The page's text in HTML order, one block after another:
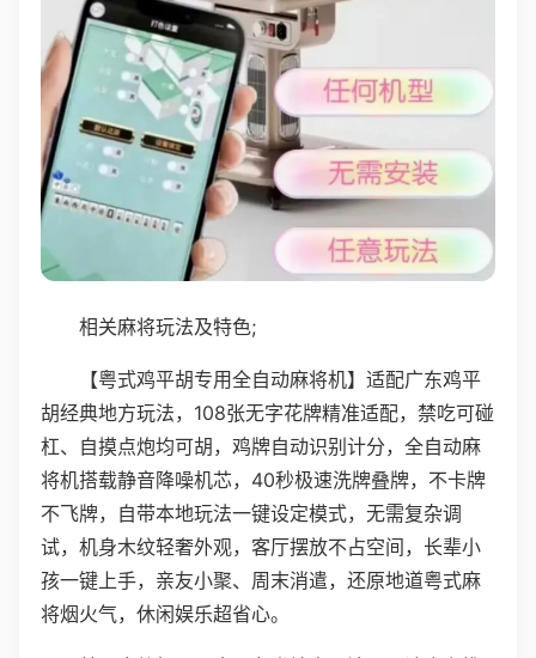
相关麻将玩法及特色;
【粤式鸡平胡专用全自动麻将机】适配广东鸡平
胡经典地方玩法，108张无字花牌精准适配，禁吃可碰
杠、自摸点炮均可胡，鸡牌自动识别计分，全自动麻
将机搭载静音降噪机芯，40秒极速洗牌叠牌，不卡牌
不飞牌，自带本地玩法一键设定模式，无需复杂调
试，机身木纹轻奢外观，客厅摆放不占空间，长辈小
孩一键上手，亲友小聚、周末消遣，还原地道粤式麻
将烟火气，休闲娱乐超省心。